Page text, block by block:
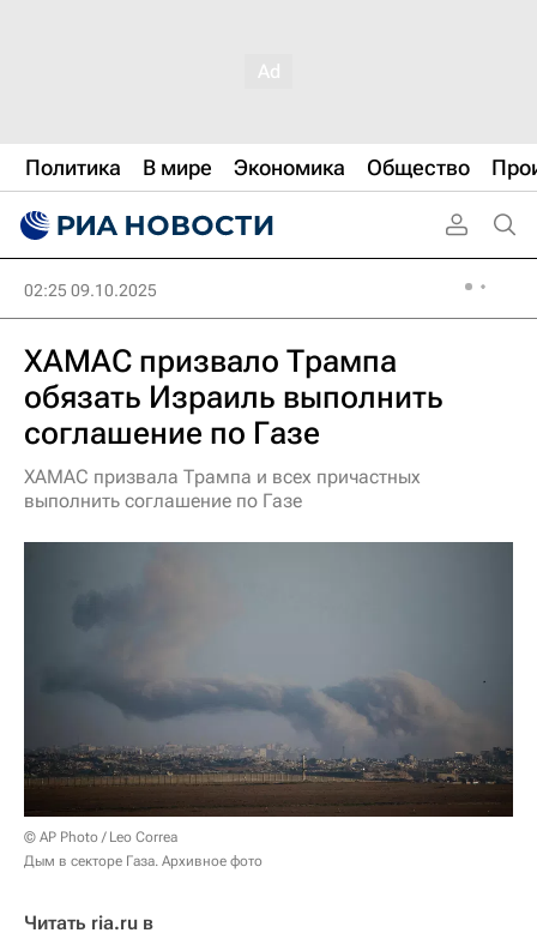
Политика В мире Экономика Общество
02:25 09.10.2025
ХАМАС призвало Трампа
обязать Израиль выполнить
соглашение по Газе
ХАМАС призвала Трампа и всех причастных
выполнить соглашение по Газе
© AP Photo / Leo Correa
Дым в секторе Газа. Архивное фото
Читать ria.ru в